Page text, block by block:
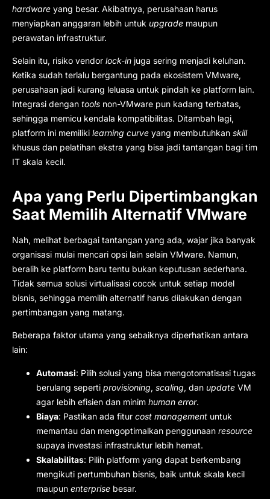
hardware yang besar. Akibatnya, perusahaan harus
menyiapkan anggaran lebih untuk upgrade maupun
perawatan infrastruktur.
Selain itu, risiko vendor lock-in juga sering menjadi keluhan.
Ketika sudah terlalu bergantung pada ekosistem VMware,
perusahaan jadi kurang leluasa untuk pindah ke platform lain.
Integrasi dengan tools non-VMware pun kadang terbatas,
sehingga memicu kendala kompatibilitas. Ditambah lagi,
platform ini memiliki learning curve yang membutuhkan skill
khusus dan pelatihan ekstra yang bisa jadi tantangan bagi tim
IT skala kecil.
Apa yang Perlu Dipertimbangkan
Saat Memilih Alternatif VMware
Nah, melihat berbagai tantangan yang ada, wajar jika banyak
organisasi mulai mencari opsi lain selain VMware. Namun,
beralih ke platform baru tentu bukan keputusan sederhana.
Tidak semua solusi virtualisasi cocok untuk setiap model
bisnis, sehingga memilih alternatif harus dilakukan dengan
pertimbangan yang matang.
Beberapa faktor utama yang sebaiknya diperhatikan antara
lain:
Automasi: Pilih solusi yang bisa mengotomatisasi tugas
berulang seperti provisioning, scaling, dan update VM
agar lebih efisien dan minim human error.
Biaya: Pastikan ada fitur cost management untuk
memantau dan mengoptimalkan penggunaan resource
supaya investasi infrastruktur lebih hemat.
Skalabilitas: Pilih platform yang dapat berkembang
mengikuti pertumbuhan bisnis, baik untuk skala kecil
maupun enterprise besar.